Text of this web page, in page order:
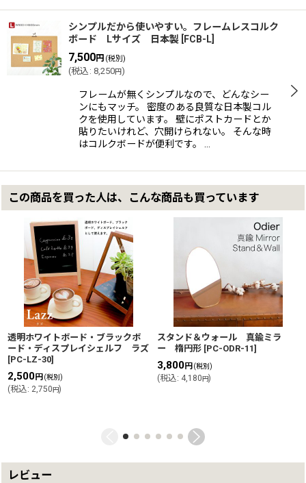
シンプルだから使いやすい。フレームレスコルク
ボード Lサイズ 日本製
FCB-L
7,500円 (税別)
(税込 : 8,250円)
フレームが無くシンプルなので、どんなシー
ンにもマッチ。 密度のある良質な日本製コル
クを使用しています。 壁にポストカードとか
貼りたいけれど、穴開けられない。 そんな時
はコルクボードが便利です。 …
この商品を買った人は、こんな商品も買っています
透明ホワイトボード・ブラックボ
ード・ディスプレイシェルフ ラズ
[PC-LZ-30]
2,500円 (税別)
(税込: 2,750円)
スタンド＆ウォール 真鍮ミラ
ー 楕円形 [PC-ODR-11]
3,800円(税別)
(税込: 4,180円)
レビュー